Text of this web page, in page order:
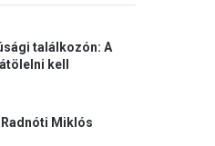
találkozón: A
kell
Miklós